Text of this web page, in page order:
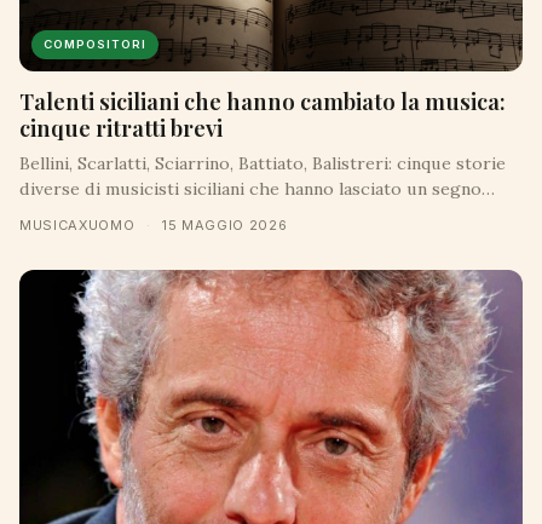
COMPOSITORI
Talenti siciliani che hanno cambiato la musica:
cinque ritratti brevi
Bellini, Scarlatti, Sciarrino, Battiato, Balistreri: cinque storie
diverse di musicisti siciliani che hanno lasciato un segno
MUSICAXUOMO · 15 MAGGIO 2026